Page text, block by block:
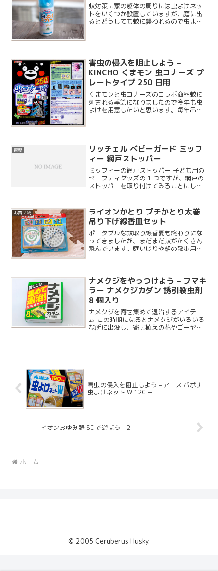
蚊対策に家の躯体の周りには虫よけネッ
トをいくつか設置していますが、庭に出
るとどうしても蚊に襲われるので虫よけ
害虫の侵入を阻止しよう –
KINCHO くまモン 虫コナーズ プ
レートタイプ 250 日用
くまモンと虫コナーズのコラボ商品蚊に
刺される季節になりましたので今年も虫
よけを用意したいと思います。毎年吊る
育児
リッチェル ベビーガード ミッフ
ィー 網戸ストッパー
ミッフィーの網戸ストッパー 子ども用の
セーフティグッズの 1 つですが、網戸の
ストッパーを取り付けてみることにしま
でつ。
お買い物
ライオンかとり プチかとり太巻
吊り下げ線香皿セット
ポータブルな蚊取り線香夏も終わりにな
ってきましたが、まだまだ蚊がたくさん
飛んでいます。庭いじりや朝の散歩用に
ナメクジをやっつけよう – フマキ
ラー ナメクジカダン 誘引殺虫剤
8 個入り
ナメクジを寄せ集めて退治するアイテ
ム この時期になるとナメクジがいろいろ
な所に出没し、寄せ植えの花やゴーヤに
害虫の侵入を阻止しよう – アース バポナ
虫よけネット W 120 日
イオンおゆみ野 SC で遊ぼう – 2
ホーム
© 2005 Ceruberus Husky.